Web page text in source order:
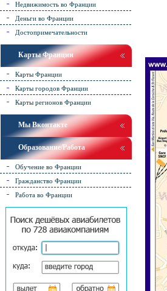
Недвижимость во Франции
Деньги во Франции
Достопримечательности
Карты Франции
Карты Франции
Карты городов Франции
Карты регионов Франции
Мы Вконтакте
Образование/Работа
Обучение во Франции
Гражданство Франции
Работа во Франции